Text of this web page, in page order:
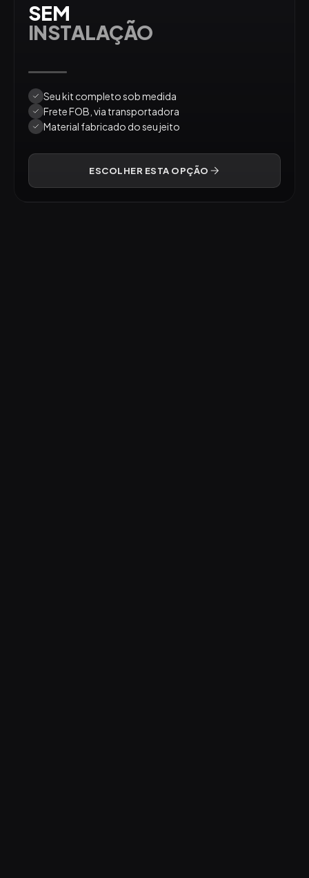
SEM
INSTALAÇÃO
Seu kit completo sob medida
Frete FOB, via transportadora
Material fabricado do seu jeito
ESCOLHER ESTA OPÇÃO